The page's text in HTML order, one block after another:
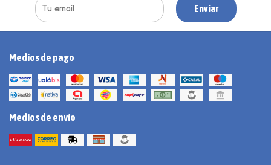
Enviar
Medios de pago
Medios de envío